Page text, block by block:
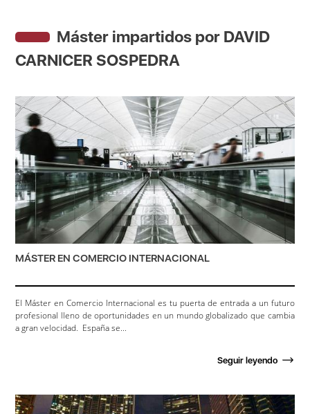
Máster impartidos por DAVID
CARNICER SOSPEDRA
MÁSTER EN COMERCIO INTERNACIONAL
El Máster en Comercio Internacional es tu puerta de entrada a un futuro
profesional lleno de oportunidades en un mundo globalizado que cambia
a gran velocidad. España se...
Seguir leyendo